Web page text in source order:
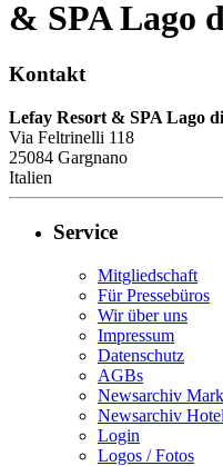
& SPA Lago
Kontakt
Lefay Resort & SPA Lago
Via Feltrinelli 118
25084 Gargnano
Italien
Service
Mitgliedschaft
Für Pressebüros
Wir über uns
Impressum
Datenschutz
AGBs
Newsarchiv
Newsarchiv
Login
Logos / Fotos